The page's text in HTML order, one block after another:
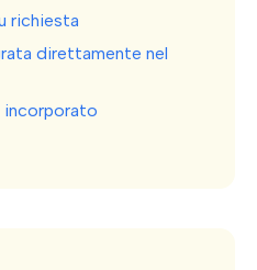
richiesta
direttamente nel
incorporato